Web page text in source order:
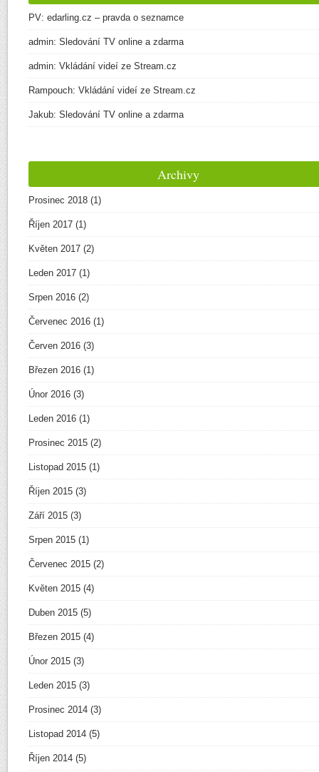
PV: edarling.cz – pravda o seznamce
admin: Sledování TV online a zdarma
admin: Vkládání videí ze Stream.cz
Rampouch: Vkládání videí ze Stream.cz
Jakub: Sledování TV online a zdarma
Archivy
Prosinec 2018 (1)
Říjen 2017 (1)
Květen 2017 (2)
Leden 2017 (1)
Srpen 2016 (2)
Červenec 2016 (1)
Červen 2016 (3)
Březen 2016 (1)
Únor 2016 (3)
Leden 2016 (1)
Prosinec 2015 (2)
Listopad 2015 (1)
Říjen 2015 (3)
Září 2015 (3)
Srpen 2015 (1)
Červenec 2015 (2)
Květen 2015 (4)
Duben 2015 (5)
Březen 2015 (4)
Únor 2015 (3)
Leden 2015 (3)
Prosinec 2014 (3)
Listopad 2014 (5)
Říjen 2014 (5)